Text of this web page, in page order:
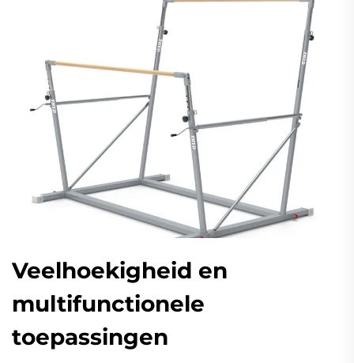
Veelhoekigheid en
multifunctionele
toepassingen